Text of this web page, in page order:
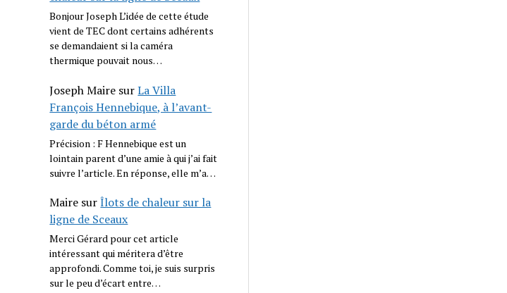
Bonjour Joseph L’idée de cette étude
vient de TEC dont certains adhérents
se demandaient si la caméra
thermique pouvait nous…
Joseph Maire surLa Villa
François Hennebique, à l’avant-
garde du béton armé
Précision : F Hennebique est un
lointain parent d’une amie à qui j’ai fait
suivre l’article. En réponse, elle m’a…
Maire surÎlots de chaleur sur la
ligne de Sceaux
Merci Gérard pour cet article
intéressant qui méritera d’être
approfondi. Comme toi, je suis surpris
sur le peu d’écart entre…